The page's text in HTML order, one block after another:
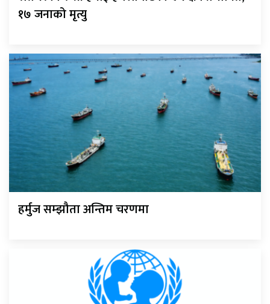
१७ जनाको मृत्यु
हर्मुज सम्झौता अन्तिम चरणमा